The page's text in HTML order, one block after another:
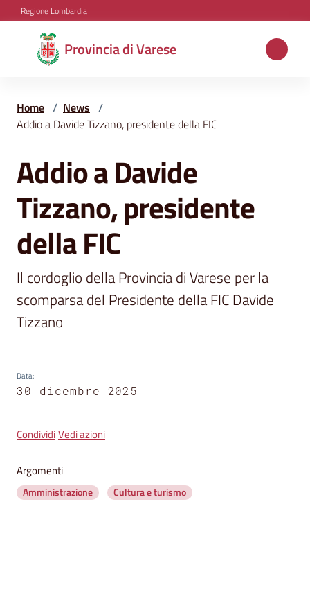
Vai al contenuto
Vai alla navigazione
Vai al footer
Regione Lombardia
Provincia di Varese
Provincia
di
tematiche
Amministrazione
Servizi
e
segnalazioni
Eventi
su
Home / News /
Addio a Davide Tizzano, presidente della FIC
Salta al contenuto
Addio a Davide
Tizzano, presidente
della FIC
Il cordoglio della Provincia di Varese per la
scomparsa del Presidente della FIC Davide
Tizzano
Data:
30 dicembre 2025
CondividiVedi azioni
Argomenti
Amministrazione Cultura e turismo